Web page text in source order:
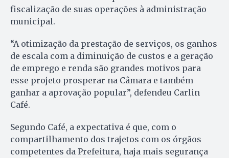
fiscalização de suas operações à administração
municipal.
“A otimização da prestação de serviços, os ganhos
de escala com a diminuição de custos e a geração
de emprego e renda são grandes motivos para
esse projeto prosperar na Câmara e também
ganhar a aprovação popular”, defendeu Carlin
Café.
Segundo Café, a expectativa é que, com o
compartilhamento dos trajetos com os órgãos
competentes da Prefeitura, haja mais segurança